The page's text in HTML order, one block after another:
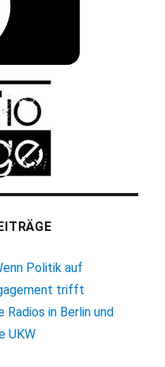
Politik auf
trifft
in Berlin und
UKW